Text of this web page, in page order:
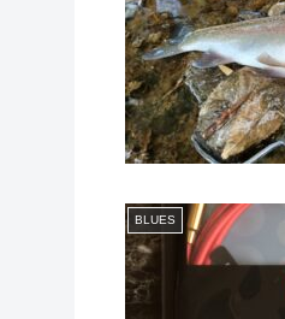
BLUES